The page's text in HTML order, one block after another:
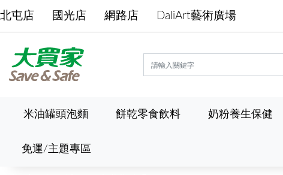
北屯店 國光店 網路店 DaliArt藝術廣場
米油罐頭泡麵 餅乾零食飲料 奶粉養生保健
免運/主題專區